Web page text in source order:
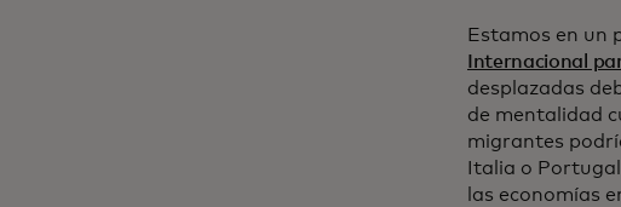
Estamos en un
Internacional
desplazadas
de mentalidad
migrantes
Italia o
las economías